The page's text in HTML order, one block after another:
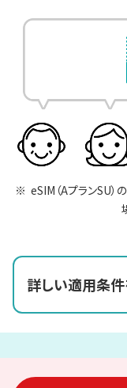
eSIM（AプランSU
詳しい適用条